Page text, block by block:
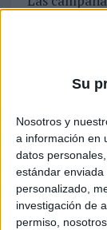
Su
Nosotros y
a información en
datos
estándar
personalizado,
investigación de
permiso,
de ventas y
a principios
El Grupo Bassat
Esteve para
ya habían trabajado
adjudica un proyecto
oficinas de
coordinada para
nueva comunicación